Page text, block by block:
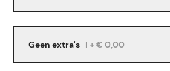
Geen extra's | + € 0,00